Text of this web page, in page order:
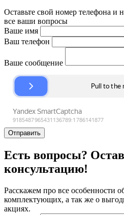
Оставьте свой номер телефона и
все ваши вопросы
Ваше имя
Ваш телефон
Ваше сообщение
Отправить
Есть вопросы?
консультацию!
Расскажем про все особенности
комплектующих, а так же о
акциях.